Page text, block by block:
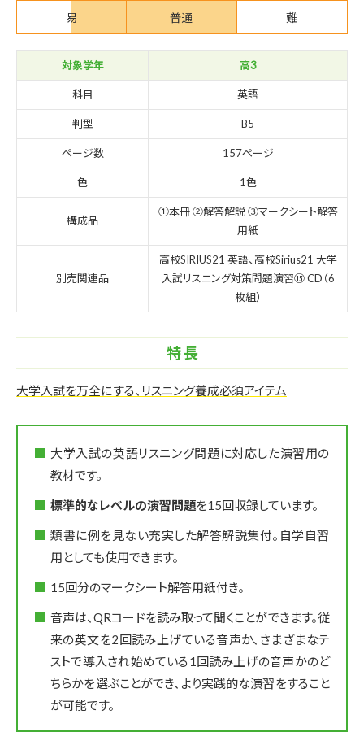
易 普通 難
対象学年 高3
科目 英語
判型 B5
ページ数 157ページ
色 1色
構成品
①本冊 ②解答解説 ③マークシート解答
用紙
別売関連品
高校SIRIUS21 英語、高校Sirius21 大学
入試リスニング対策問題演習⑮ CD（6
枚組）
特 長
大学入試を万全にする、リスニング養成必須アイテム
大学入試の英語リスニング問題に対応した演習用の
教材です。
標準的なレベルの演習問題を15回収録しています。
類書に例を見ない充実した解答解説集付。自学自習
用としても使用できます。
15回分のマークシート解答用紙付き。
音声は、QRコードを読み取って聞くことができます。従
来の英文を2回読み上げている音声か、さまざまなテ
ストで導入され始めている1回読み上げの音声かのど
ちらかを選ぶことができ、より実践的な演習をすること
が可能です。